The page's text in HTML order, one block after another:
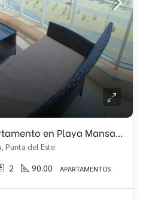
Alquiler anual apartamento en Playa Mansa 2 dormitorios y meidio
Punta del Este
2 90.00 APARTAMENTOS